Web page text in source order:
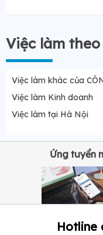
Việc làm
Việc làm khác của
Việc làm Kinh doanh
Việc làm tại Hà Nội
Ứng tuyển
Hotline